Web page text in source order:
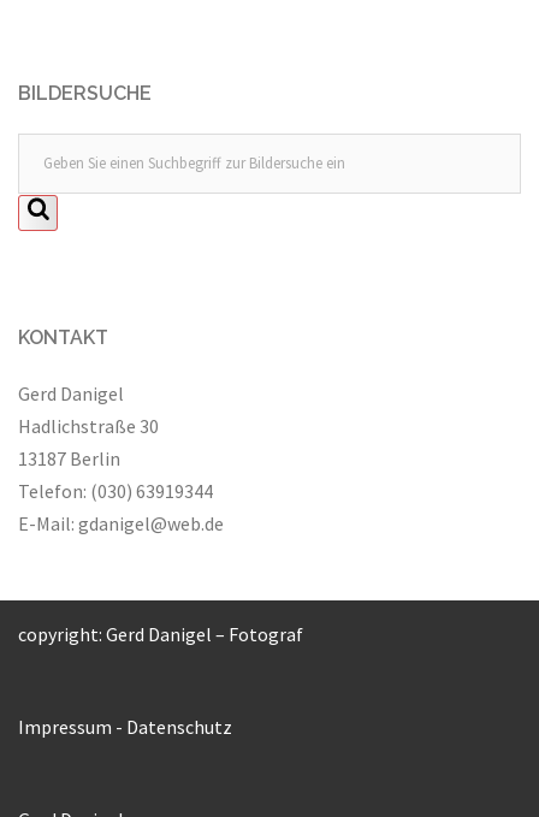
BILDERSUCHE
KONTAKT
Gerd Danigel
Hadlichstraße 30
13187 Berlin
Telefon: (030) 63919344
E-Mail: gdanigel@web.de
copyright: Gerd Danigel – Fotograf
Impressum - Datenschutz